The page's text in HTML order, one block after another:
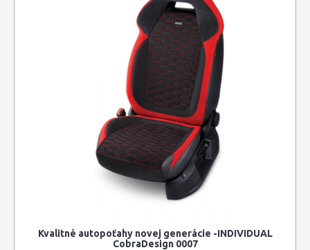
Kvalitné autopoťahy novej generácie -INDIVIDUAL
CobraDesign 0007